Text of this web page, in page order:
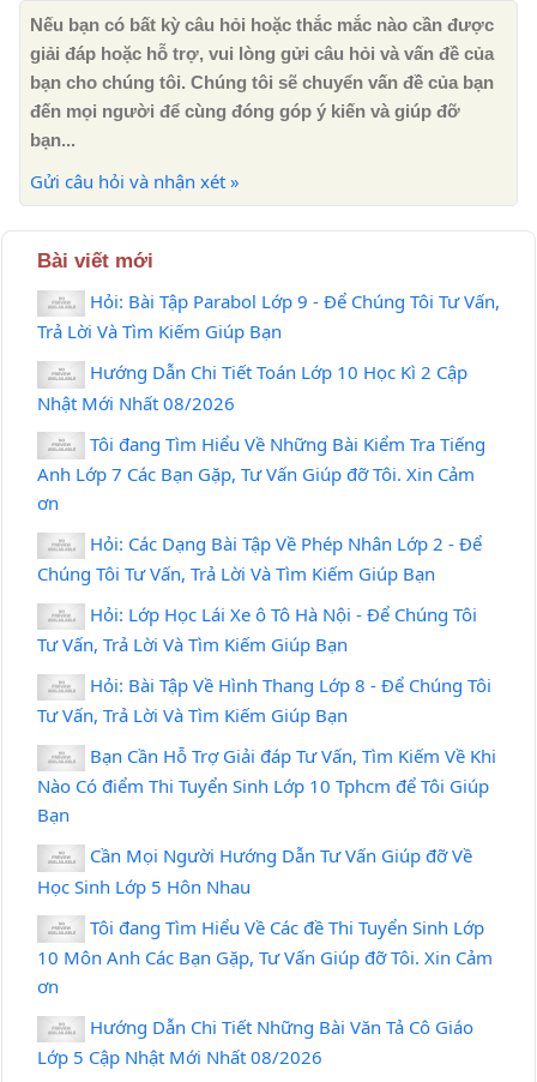
Nếu bạn có bất kỳ câu hỏi hoặc thắc mắc nào cần được
giải đáp hoặc hỗ trợ, vui lòng gửi câu hỏi và vấn đề của
bạn cho chúng tôi. Chúng tôi sẽ chuyển vấn đề của bạn
đến mọi người để cùng đóng góp ý kiến ​​và giúp đỡ
bạn...
Gửi câu hỏi và nhận xét »
Bài viết mới
Hỏi: Bài Tập Parabol Lớp 9 - Để Chúng Tôi Tư Vấn,
Trả Lời Và Tìm Kiếm Giúp Bạn
Hướng Dẫn Chi Tiết Toán Lớp 10 Học Kì 2 Cập
Nhật Mới Nhất 08/2026
Tôi đang Tìm Hiểu Về Những Bài Kiểm Tra Tiếng
Anh Lớp 7 Các Bạn Gặp, Tư Vấn Giúp đỡ Tôi. Xin Cảm
ơn
Hỏi: Các Dạng Bài Tập Về Phép Nhân Lớp 2 - Để
Chúng Tôi Tư Vấn, Trả Lời Và Tìm Kiếm Giúp Bạn
Hỏi: Lớp Học Lái Xe ô Tô Hà Nội - Để Chúng Tôi
Tư Vấn, Trả Lời Và Tìm Kiếm Giúp Bạn
Hỏi: Bài Tập Về Hình Thang Lớp 8 - Để Chúng Tôi
Tư Vấn, Trả Lời Và Tìm Kiếm Giúp Bạn
Bạn Cần Hỗ Trợ Giải đáp Tư Vấn, Tìm Kiếm Về Khi
Nào Có điểm Thi Tuyển Sinh Lớp 10 Tphcm để Tôi Giúp
Bạn
Cần Mọi Người Hướng Dẫn Tư Vấn Giúp đỡ Về
Học Sinh Lớp 5 Hôn Nhau
Tôi đang Tìm Hiểu Về Các đề Thi Tuyển Sinh Lớp
10 Môn Anh Các Bạn Gặp, Tư Vấn Giúp đỡ Tôi. Xin Cảm
ơn
Hướng Dẫn Chi Tiết Những Bài Văn Tả Cô Giáo
Lớp 5 Cập Nhật Mới Nhất 08/2026